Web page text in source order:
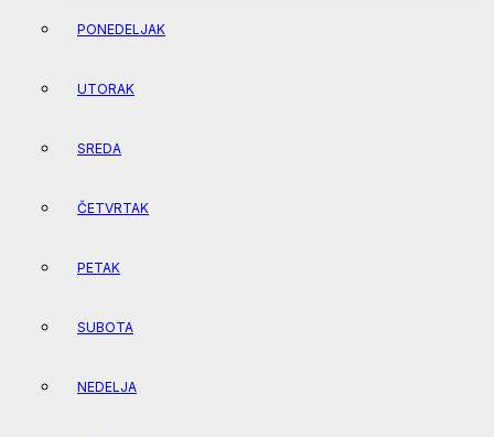
PONEDELJAK
UTORAK
SREDA
ČETVRTAK
PETAK
SUBOTA
NEDELJA